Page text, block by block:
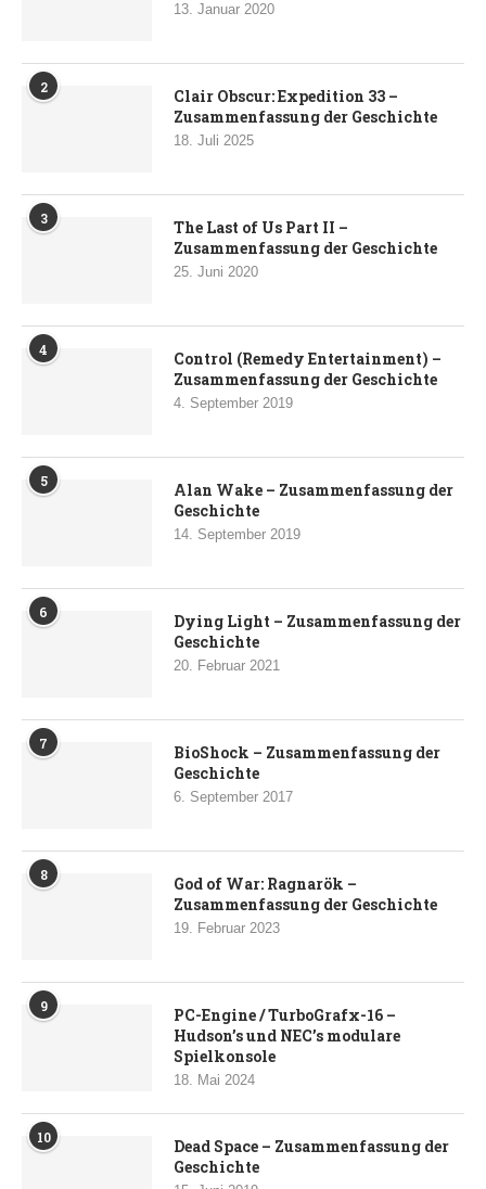
13. Januar 2020
2
Clair Obscur: Expedition 33 –
Zusammenfassung der Geschichte
18. Juli 2025
3
The Last of Us Part II –
Zusammenfassung der Geschichte
25. Juni 2020
4
Control (Remedy Entertainment) –
Zusammenfassung der Geschichte
4. September 2019
5
Alan Wake – Zusammenfassung der
Geschichte
14. September 2019
6
Dying Light – Zusammenfassung der
Geschichte
20. Februar 2021
7
BioShock – Zusammenfassung der
Geschichte
6. September 2017
8
God of War: Ragnarök –
Zusammenfassung der Geschichte
19. Februar 2023
9
PC-Engine / TurboGrafx-16 –
Hudson’s und NEC’s modulare
Spielkonsole
18. Mai 2024
10
Dead Space – Zusammenfassung der
Geschichte